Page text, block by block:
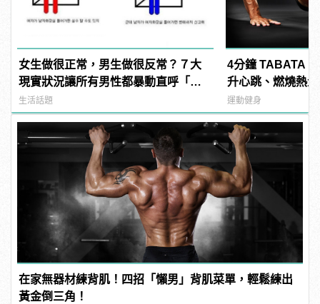
女生做很正常，男生做很反常？７大
現實狀況讓所有男性都暴動直呼「不
公平」！
生活話題
4分鐘 TABATA
升心跳、燃燒熱
運動健身
在家無器材練背肌！四招「懶男」背肌菜單，輕鬆練出
黃金倒三角！